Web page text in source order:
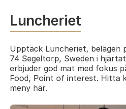
Luncheriet
Upptäck Luncheriet, belägen
74 Segeltorp, Sweden i
erbjuder god mat med fokus
Food, Point of interest. Hitta
meny här.